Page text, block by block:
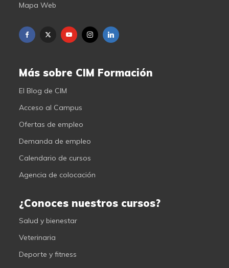
Mapa Web
Más sobre CIM Formación
El Blog de CIM
Acceso al Campus
Ofertas de empleo
Demanda de empleo
Calendario de cursos
Agencia de colocación
¿Conoces nuestros cursos?
Salud y bienestar
Veterinaria
Deporte y fitness